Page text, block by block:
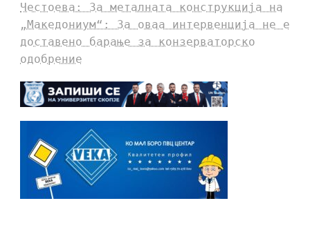
Честоева: За металната конструкција на
„Македониум“: За оваа интервенција не е
доставено барање за конзерваторско
одобрение